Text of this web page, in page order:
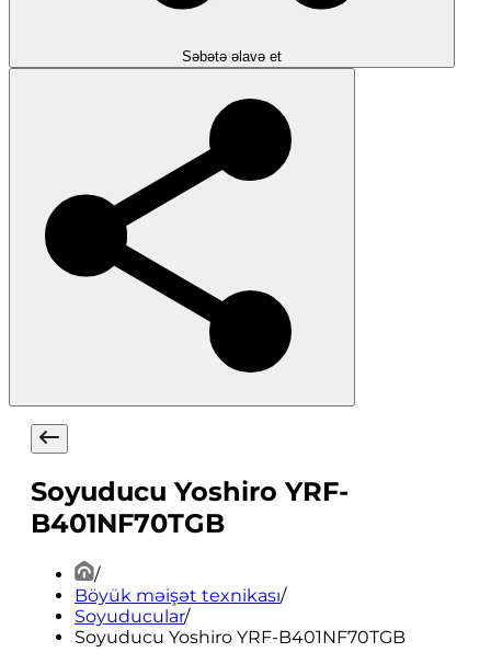
Səbətə əlavə et
Soyuducu Yoshiro YRF-
B401NF70TGB
/
Böyük məişət texnikası/
Soyuducular/
Soyuducu Yoshiro YRF-B401NF70TGB